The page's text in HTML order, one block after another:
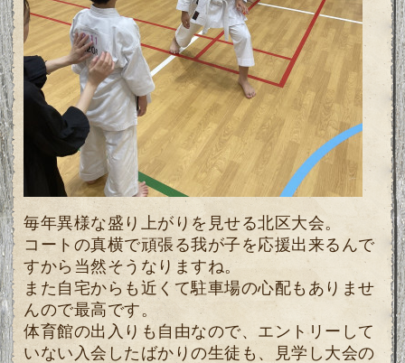
毎年異様な盛り上がりを見せる北区大会。
コートの真横で頑張る我が子を応援出来るんで
すから当然そうなりますね。
また自宅からも近くて駐車場の心配もありませ
んので最高です。
体育館の出入りも自由なので、エントリーして
いない入会したばかりの生徒も、見学し大会の